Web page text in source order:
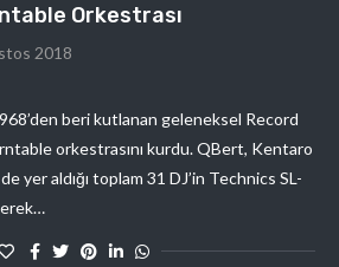
Orkestrası
2018
beri kutlanan geleneksel Record
orkestrasını kurdu. QBert, Kentaro
yer aldığı toplam 31 DJ’in Technics SL-